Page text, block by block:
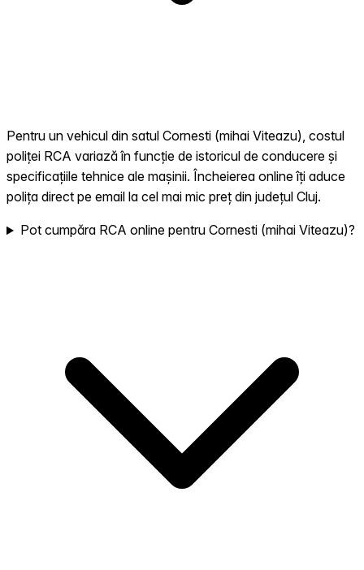
Pentru un vehicul din satul Cornesti (mihai Viteazu), costul
poliței RCA variază în funcție de istoricul de conducere și
specificațiile tehnice ale mașinii. Încheierea online îți aduce
polița direct pe email la cel mai mic preț din județul Cluj.
Pot cumpăra RCA online pentru Cornesti (mihai Viteazu)?